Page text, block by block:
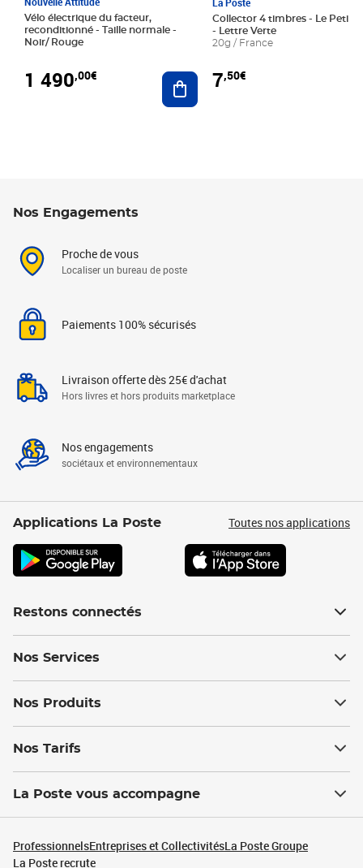
Vélo électrique du facteur,
reconditionné - Taille normale -
Noir/ Rouge
1 490,00€ Ajouter au panier
Collector 4 timbres - Le Petit
- Lettre Verte
20g / France
7,50€
Nos Engagements
Proche de vous
Localiser un bureau de poste
Paiements 100% sécurisés
Livraison offerte dès 25€ d'achat
Hors livres et hors produits marketplace
Nos engagements
sociétaux et environnementaux
Applications La Poste Toutes nos applications
Restons connectés
Nos Services
Nos Produits
Nos Tarifs
La Poste vous accompagne
ProfessionnelsEntreprises et CollectivitésLa Poste Groupe
La Poste recrute